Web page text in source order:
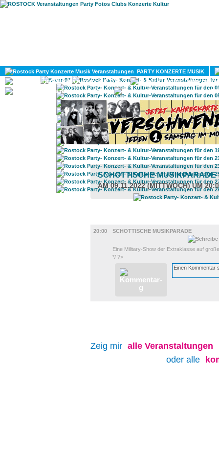
PARTY KONZERTE MUSIK
KULTUR
GAY
SCHOTTISCHE MUSIKPARADE
AM 09.11.2022 (MITTWOCH) UM
20:00
SCHOTTISCHE MUSIKPARADE
Eine Military-Show der Extraklasse auf
*/ ?>
Zeig mir alle Veranstaltungen
oder alle